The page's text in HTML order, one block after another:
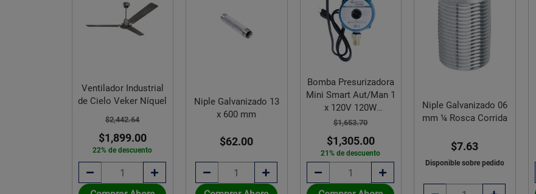
Ventilador Industrial
de Cielo Veker Níquel
$2,442.64
$1,899.00
22% de descuento
Niple Galvanizado 13
x 600 mm
$62.00
Bomba Presurizadora
Mini Smart Aut/Man 1
x 120V 120W
Villarreal
$1,653.70
$1,305.00
21% de descuento
Niple Galvanizado 06
mm ¼ Rosca Corrida
$7.63
Disponible sobre pedido